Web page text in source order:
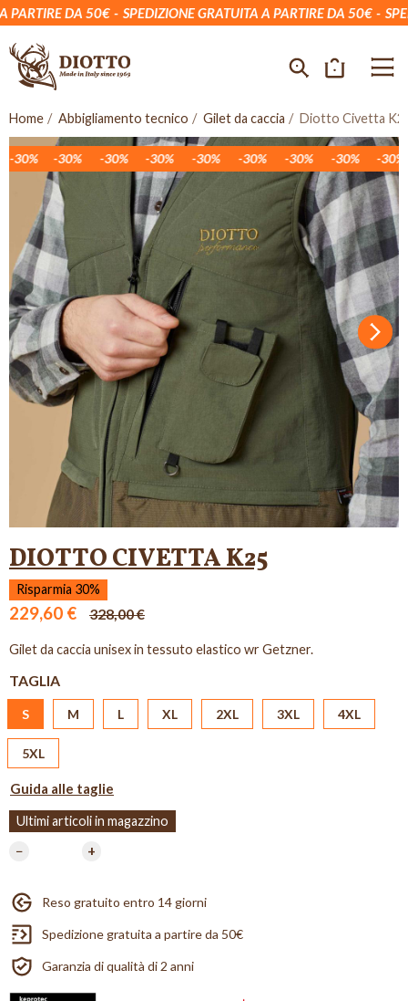
DA 50€ SPEDIZIONE GRATUITA A PARTIRE DA 50€
Home Abbigliamento tecnico Gilet da caccia Diotto Civetta
-30% -30% -30% -30% -30% -30% -30% -30% -30%
DIOTTO CIVETTA K25
Risparmia 30%
229,60 € 328,00 €
Gilet da caccia unisex in tessuto elastico wr Getzner.
TAGLIA
S M L XL 2XL 3XL 4XL
5XL
Guida alle taglie
Ultimi articoli in magazzino
−
+
Reso gratuito entro 14 giorni
Spedizione gratuita a partire da 50€
Garanzia di qualità di 2 anni